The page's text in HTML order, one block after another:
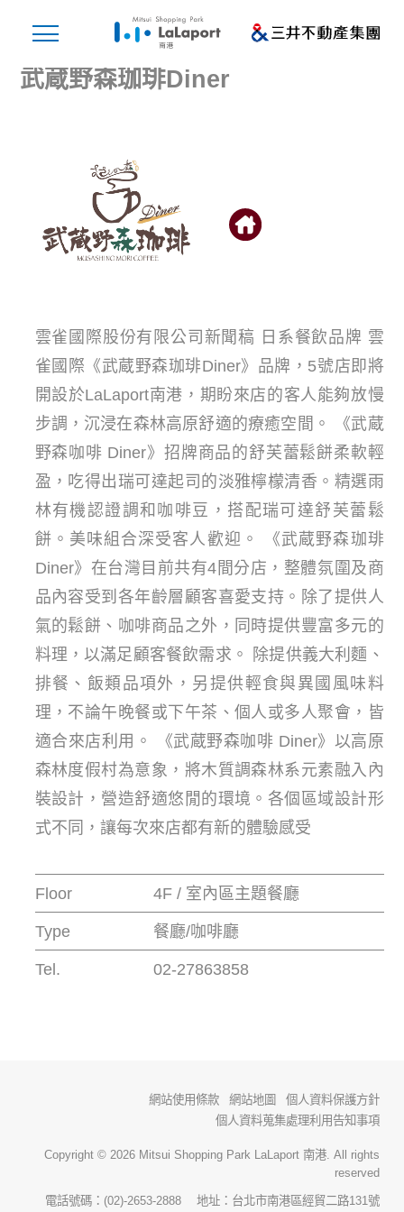
武蔵野森珈琲Diner
雲雀國際股份有限公司新聞稿 日系餐飲品牌 雲
雀國際《武蔵野森珈琲Diner》品牌，5號店即將
開設於LaLaport南港，期盼來店的客人能夠放慢
步調，沉浸在森林高原舒適的療癒空間。 《武蔵
野森咖啡 Diner》招牌商品的舒芙蕾鬆餅柔軟輕
盈，吃得出瑞可達起司的淡雅檸檬清香。精選雨
林有機認證調和咖啡豆，搭配瑞可達舒芙蕾鬆
餅。美味組合深受客人歡迎。 《武蔵野森珈琲
Diner》在台灣目前共有4間分店，整體氛圍及商
品內容受到各年齡層顧客喜愛支持。除了提供人
氣的鬆餅、咖啡商品之外，同時提供豐富多元的
料理，以滿足顧客餐飲需求。 除提供義大利麵、
排餐、飯類品項外，另提供輕食與異國風味料
理，不論午晚餐或下午茶、個人或多人聚會，皆
適合來店利用。 《武蔵野森咖啡 Diner》以高原
森林度假村為意象，將木質調森林系元素融入內
裝設計，營造舒適悠閒的環境。各個區域設計形
式不同，讓每次來店都有新的體驗感受
Floor 4F / 室內區主題餐廳
Type 餐廳/咖啡廳
Tel. 02-27863858
網站使用條款 網站地圖
個人資料保護方針
個人資料蒐集處理利用告知事項
Copyright © 2026 Mitsui Shopping Park LaLaport 南港. All rights
reserved
電話號碼：(02)-2653-2888 地址：台北市南港區經貿二路131號